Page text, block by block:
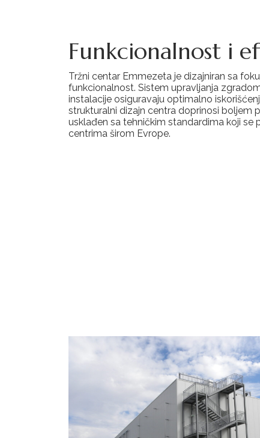
Funkcionalnost i
Tržni centar Emmezeta je dizajniran sa
funkcionalnost. Sistem upravljanja
instalacije osiguravaju optimalno
strukturalni dizajn centra doprinosi boljem
usklađen sa tehničkim standardima koji se
centrima širom Evrope.